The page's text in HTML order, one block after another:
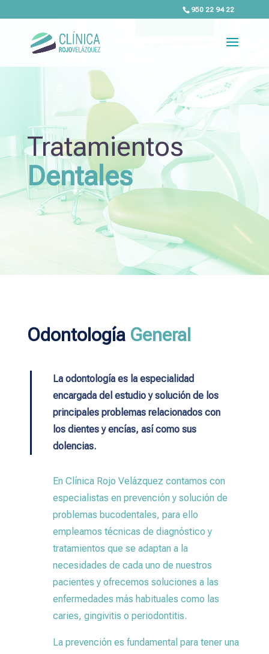
950 22 94 22
Tratamientos
Dentales
Odontología General
La odontología es la especialidad
encargada del estudio y solución de los
principales problemas relacionados con
los dientes y encías, así como sus
dolencias.
En Clínica Rojo Velázquez contamos con
especialistas en prevención y solución de
problemas bucodentales, para ello
empleamos técnicas de diagnóstico y
tratamientos que se adaptan a la
necesidades de cada uno de nuestros
pacientes y ofrecemos soluciones a las
enfermedades más habituales como las
caries, gingivitis o periodontitis.
La prevención es fundamental para tener una